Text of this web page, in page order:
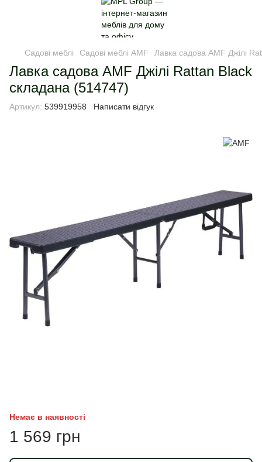
Садові меблі Садові меблі AMF Лавка садова AMF Джілі
Лавка садова AMF Джілі Rattan Black
складана (514747)
Артикул: 539919958 Написати відгук
Немає в наявності
1 569 грн